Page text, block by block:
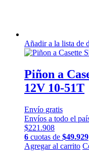
Añadir a la lista de
Piñon a
12V 10-51T
Envío gratis
Envíos a todo el
$221.908
6 cuotas de $49.929
Agregar al carrito